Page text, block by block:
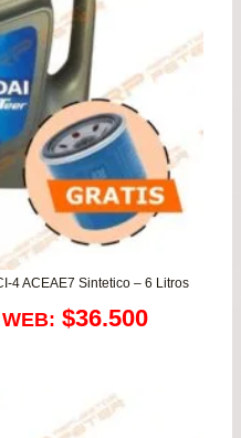
4 ACEAE7 Sintetico – 6 Litros
$36.500